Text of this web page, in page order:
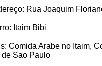
Rua Joaquim
Itaim Bibi
Comida Arabe no Itaim,
de Sao Paulo